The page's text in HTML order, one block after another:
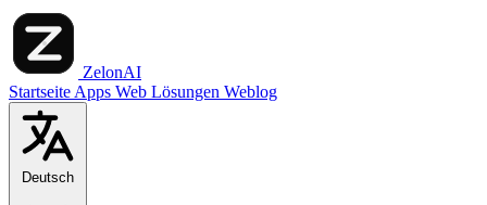
ZelonAI
Startseite Apps Web Lösungen Weblog
Deutsch